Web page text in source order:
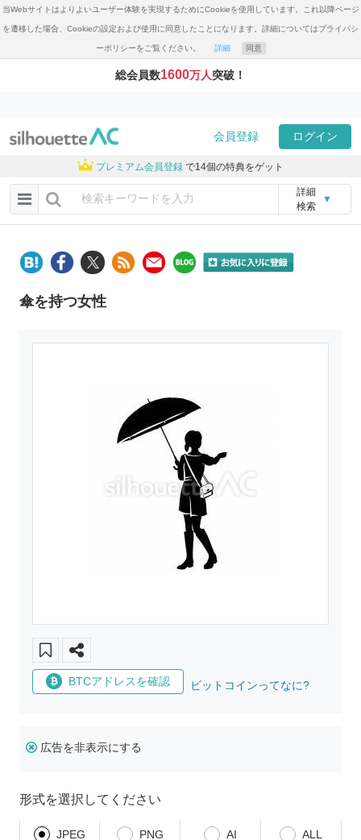
当Webサイトはよりよいユーザー体験を実現するためにCookieを使用しています。これ以降ページ
を遷移した場合、Cookieの設定および使用に同意したことになります。詳細についてはプライバシ
ーポリシーをご覧ください。 詳細 同意
総会員数1600万人突破！
会員登録 ログイン
プレミアム会員登録 で14個の特典をゲット
詳細
検索
▼
傘を持つ女性
BTCアドレスを確認 ビットコインってなに?
広告を非表示にする
形式を選択してください
JPEG PNG AI ALL